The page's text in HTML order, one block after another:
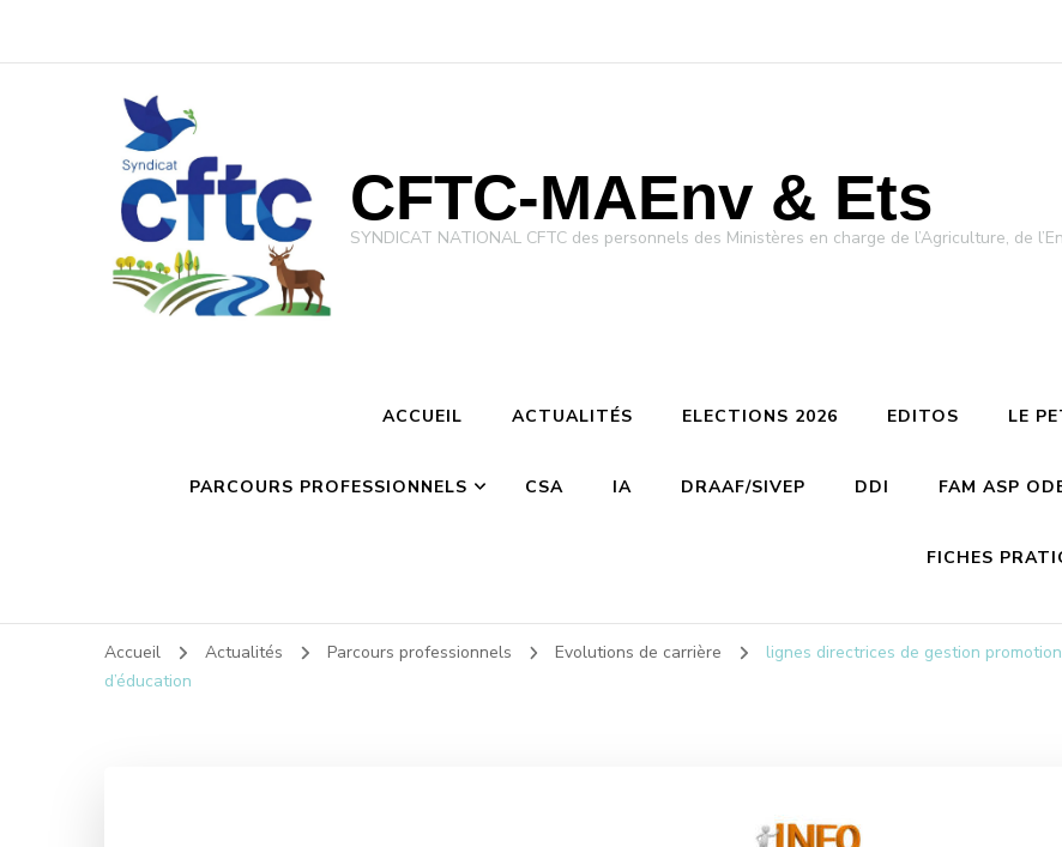
CFTC-MAEnv & Ets
SYNDICAT NATIONAL CFTC des personnels des Ministères en charge de l’Agriculture, de
ACCUEIL ACTUALITÉS ELECTIONS 2026 EDITOS LE
PARCOURS PROFESSIONNELS CSA IA DRAAF/SIVEP DDI FAM ASP
FICHES
Accueil Actualités Parcours professionnels Evolutions de carrière
lignes directrices de gestion
d’éducation